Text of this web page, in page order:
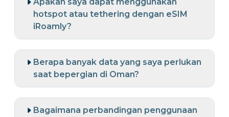
hotspot atau tethering dengan eSIM
iRoamly?
Berapa banyak data yang saya perlukan
saat bepergian di Oman?
Bagaimana perbandingan penggunaan